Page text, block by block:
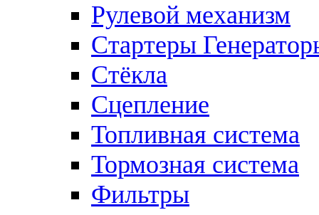
Рулевой механизм
Стартеры
Стёкла
Сцепление
Топливная система
Тормозная система
Фильтры